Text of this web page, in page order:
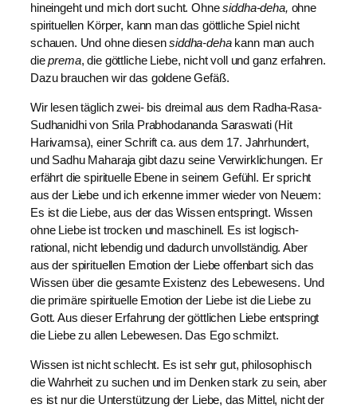
hineingeht und mich dort sucht. Ohnesiddha-deha, ohne
spirituellen Körper, kann man das göttliche Spiel nicht
schauen. Und ohne diesensiddha-dehakann man auch
dieprema, die göttliche Liebe, nicht voll und ganz erfahren.
Dazu brauchen wir das goldene Gefäß.
Wir lesen täglich zwei- bis dreimal aus dem Radha-Rasa-
Sudhanidhi von Srila Prabhodananda Saraswati (Hit
Harivamsa), einer Schrift ca. aus dem 17. Jahrhundert,
und Sadhu Maharaja gibt dazu seine Verwirklichungen. Er
erfährt die spirituelle Ebene in seinem Gefühl. Er spricht
aus der Liebe und ich erkenne immer wieder von Neuem:
Es ist die Liebe, aus der das Wissen entspringt. Wissen
ohne Liebe ist trocken und maschinell. Es ist logisch-
rational, nicht lebendig und dadurch unvollständig. Aber
aus der spirituellen Emotion der Liebe offenbart sich das
Wissen über die gesamte Existenz des Lebewesens. Und
die primäre spirituelle Emotion der Liebe ist die Liebe zu
Gott. Aus dieser Erfahrung der göttlichen Liebe entspringt
die Liebe zu allen Lebewesen. Das Ego schmilzt.
Wissen ist nicht schlecht. Es ist sehr gut, philosophisch
die Wahrheit zu suchen und im Denken stark zu sein, aber
es ist nur die Unterstützung der Liebe, das Mittel, nicht der